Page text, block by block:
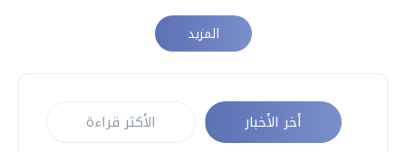
المزيد
أخر الأخبار الأكثر قراءة